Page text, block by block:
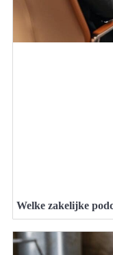
Welke zakelijke